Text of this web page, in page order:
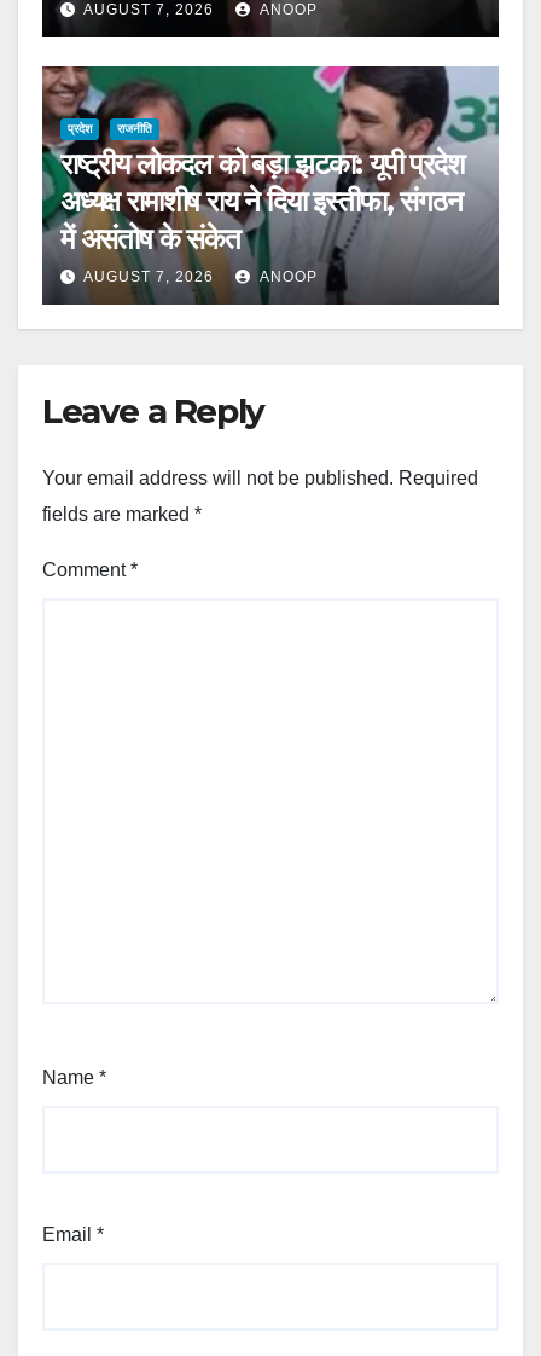
AUGUST 7, 2026 ANOOP
प्रदेश राजनीति
राष्ट्रीय लोकदल को बड़ा झटका: यूपी प्रदेश
अध्यक्ष रामाशीष राय ने दिया इस्तीफा, संगठन
में असंतोष के संकेत
AUGUST 7, 2026 ANOOP
Leave a Reply
Your email address will not be published. Required
fields are marked *
Comment*
Name *
Email *